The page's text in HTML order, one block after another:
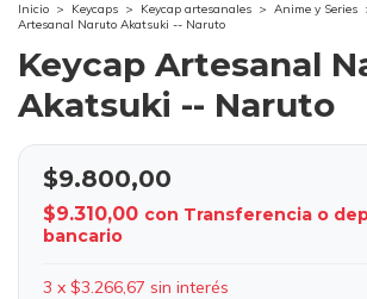
Inicio > Keycaps > Keycap artesanales > Anime y Series
Artesanal Naruto Akatsuki -- Naruto
Keycap Artesanal
Akatsuki -- Naruto
$9.800,00
$9.310,00 con Transferencia o
bancario
3 x $3.266,67 sin interés